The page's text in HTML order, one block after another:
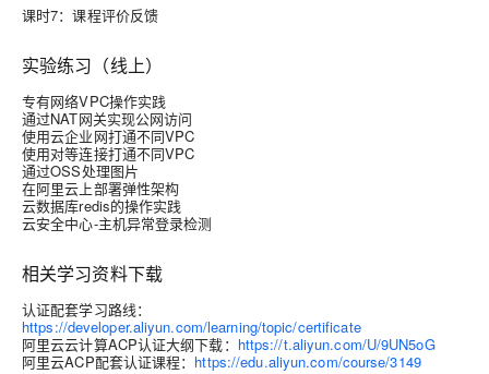
课时7：课程评价反馈
实验练习（线上）
专有网络VPC操作实践
通过NAT网关实现公网访问
使用云企业网打通不同VPC
使用对等连接打通不同VPC
通过OSS处理图片
在阿里云上部署弹性架构
云数据库redis的操作实践
云安全中心-主机异常登录检测
相关学习资料下载
认证配套学习路线：
https://developer.aliyun.com/learning/topic/certificate
阿里云云计算ACP认证大纲下载： https://t.aliyun.com/U/9UN5oG
阿里云ACP配套认证课程： https://edu.aliyun.com/course/3149